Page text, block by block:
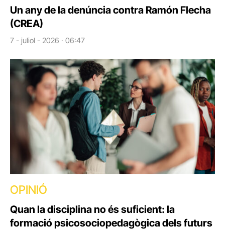
Un any de la denúncia contra Ramón Flecha
(CREA)
7 - juliol - 2026 · 06:47
OPINIÓ
Quan la disciplina no és suficient: la
formació psicosociopedagògica dels futurs